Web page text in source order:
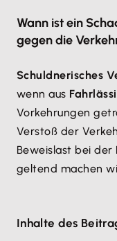
Wann ist ein
gegen die
Schuldnerisches
wenn aus
Vorkehrungen
Verstoß der
Beweislast bei der
geltend machen
Inhalte des